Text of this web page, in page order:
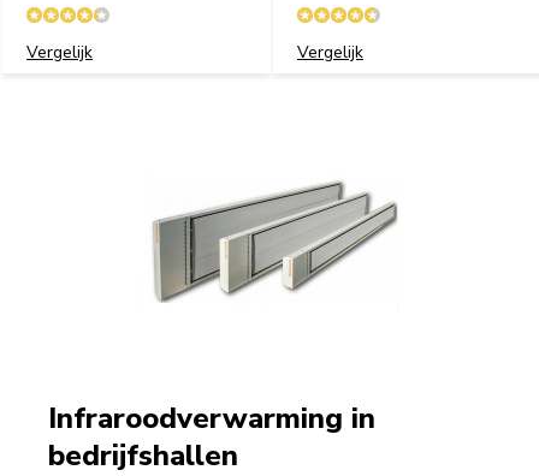
Vergelijk Vergelijk
Infraroodverwarming in
bedrijfshallen